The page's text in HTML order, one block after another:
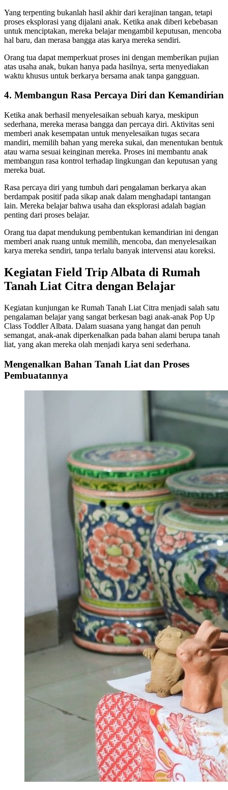
Yang terpenting bukanlah hasil akhir dari kerajinan tangan, tetapi
proses eksplorasi yang dijalani anak. Ketika anak diberi kebebasan
untuk menciptakan, mereka belajar mengambil keputusan, mencoba
hal baru, dan merasa bangga atas karya mereka sendiri.
Orang tua dapat memperkuat proses ini dengan memberikan pujian
atas usaha anak, bukan hanya pada hasilnya, serta menyediakan
waktu khusus untuk berkarya bersama anak tanpa gangguan.
4. Membangun Rasa Percaya Diri dan Kemandirian
Ketika anak berhasil menyelesaikan sebuah karya, meskipun
sederhana, mereka merasa bangga dan percaya diri. Aktivitas seni
memberi anak kesempatan untuk menyelesaikan tugas secara
mandiri, memilih bahan yang mereka sukai, dan menentukan bentuk
atau warna sesuai keinginan mereka. Proses ini membantu anak
membangun rasa kontrol terhadap lingkungan dan keputusan yang
mereka buat.
Rasa percaya diri yang tumbuh dari pengalaman berkarya akan
berdampak positif pada sikap anak dalam menghadapi tantangan
lain. Mereka belajar bahwa usaha dan eksplorasi adalah bagian
penting dari proses belajar.
Orang tua dapat mendukung pembentukan kemandirian ini dengan
memberi anak ruang untuk memilih, mencoba, dan menyelesaikan
karya mereka sendiri, tanpa terlalu banyak intervensi atau koreksi.
Kegiatan Field Trip Albata di Rumah
Tanah Liat Citra dengan Belajar
Kegiatan kunjungan ke Rumah Tanah Liat Citra menjadi salah satu
pengalaman belajar yang sangat berkesan bagi anak-anak Pop Up
Class Toddler Albata. Dalam suasana yang hangat dan penuh
semangat, anak-anak diperkenalkan pada bahan alami berupa tanah
liat, yang akan mereka olah menjadi karya seni sederhana.
Mengenalkan Bahan Tanah Liat dan Proses
Pembuatannya